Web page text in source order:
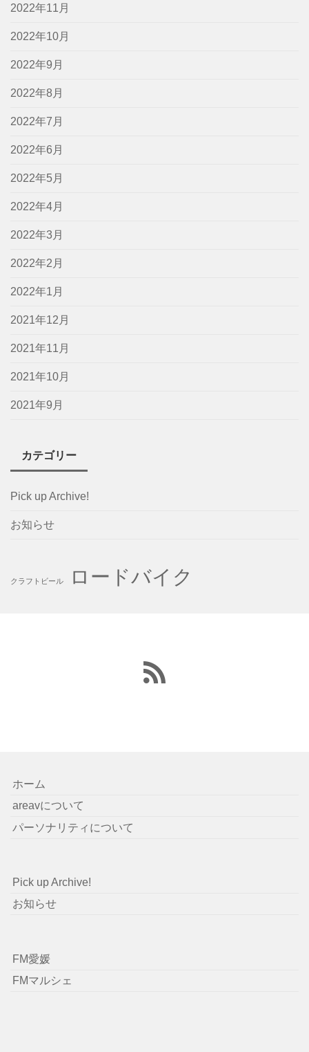
2022年11月
2022年10月
2022年9月
2022年8月
2022年7月
2022年6月
2022年5月
2022年4月
2022年3月
2022年2月
2022年1月
2021年12月
2021年11月
2021年10月
2021年9月
カテゴリー
Pick up Archive!
お知らせ
クラフトビール ロードバイク
ホーム
areavについて
パーソナリティについて
Pick up Archive!
お知らせ
FM愛媛
FMマルシェ